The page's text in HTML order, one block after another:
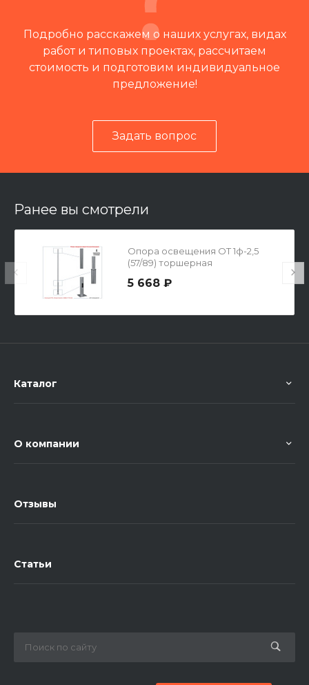
Подробно расскажем о наших услугах, видах
работ и типовых проектах, рассчитаем
стоимость и подготовим индивидуальное
предложение!
Задать вопрос
Ранее вы смотрели
Опора освещения ОТ 1ф-2,5
(57/89) торшерная
5 668 ₽
Каталог
О компании
Отзывы
Статьи